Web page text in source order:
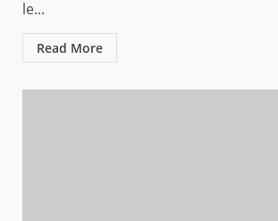
le...
Read More